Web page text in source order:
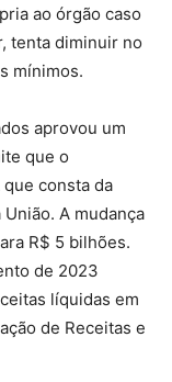
ao órgão caso
tenta diminuir no
mínimos.
aprovou um
que o
que consta da
A mudança
R$ 5 bilhões.
de 2023
líquidas em
de Receitas e